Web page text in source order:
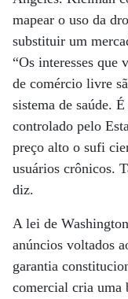
mapear o uso da
substituir um
“Os interesses que
de comércio livre
sistema de saúde.
controlado pelo
preço alto o sufi
usuários crônicos.
diz.
A lei de
anúncios voltados
garantia
comercial cria uma